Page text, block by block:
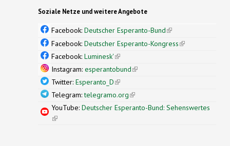
Soziale Netze und weitere Angebote
Facebook: Deutscher Esperanto-Bund(link is
external)
Facebook: Deutscher Esperanto-Kongress(link is
Facebook: Luminesk'(link is external)
Instagram: esperantobund(link is external)
Twitter: Esperanto_D(link is external)
Telegram:telegramo.org(link is external)
YouTube: Deutscher Esperanto-Bund: Sehenswertes
(link is external)